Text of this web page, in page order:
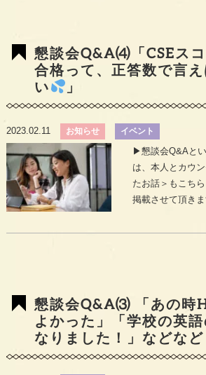
懇談会Q&A⑷「CSEス
合格って、正答数で言え
い
」
2023.02.11 お知らせ イベント
▶︎懇談会Q&Aと
は、本人とカウ
たお話＞もこち
掲載させて頂き
懇談会Q&A⑶ 「あの時
よかった」「学校の英語
なりました！」などなど